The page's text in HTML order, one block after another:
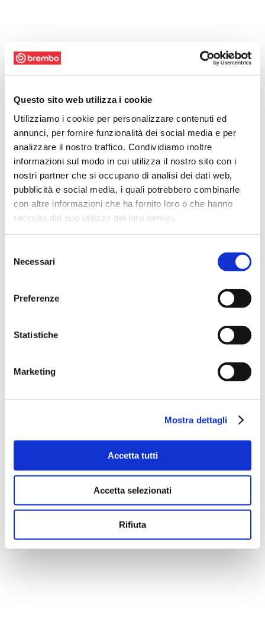
Questo sito web utilizza i cookie
Utilizziamo i cookie per personalizzare contenuti ed
annunci, per fornire funzionalità dei social media e per
analizzare il nostro traffico. Condividiamo inoltre
informazioni sul modo in cui utilizza il nostro sito con i
nostri partner che si occupano di analisi dei dati web,
pubblicità e social media, i quali potrebbero combinarle
con altre informazioni che ha fornito loro o che hanno
raccolto dal suo utilizzo dei loro servizi.
delNecessari
Preferenze
Statistiche
Marketing
Mostra dettagli
Accetta tutti
Accetta selezionati
Rifiuta